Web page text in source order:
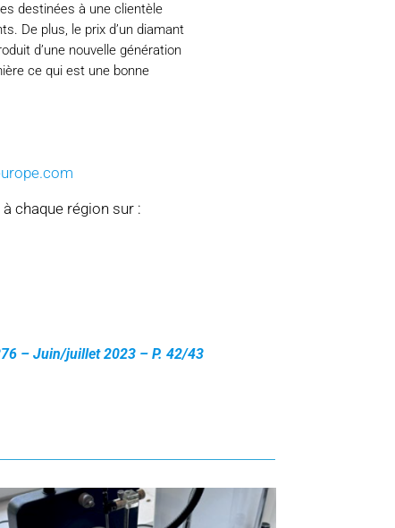
destinées à une clientèle
De plus, le prix d’un diamant
d’une nouvelle génération
ce qui est une bonne
chaque région sur :
– Juin/juillet 2023 – P. 42/43